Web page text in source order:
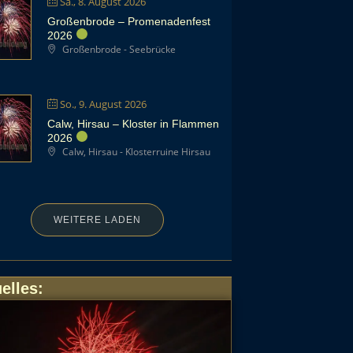
Großenbrode – Promenadenfest
2026
Großenbrode - Seebrücke
So., 9. August 2026
Calw, Hirsau – Kloster in Flammen
2026
Calw, Hirsau - Klosterruine Hirsau
WEITERE LADEN
: